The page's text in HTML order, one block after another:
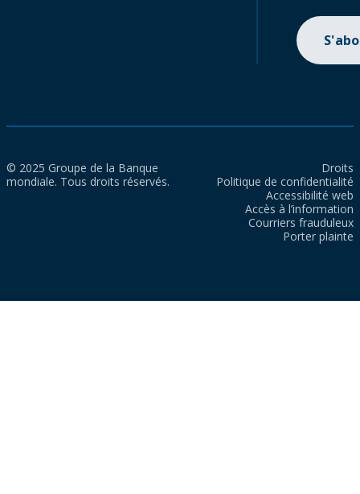
© 2025 Groupe de la Banque
mondiale. Tous droits réservés.
Droits
Politique de confidentialité
Accessibilité web
Accès à l’information
Courriers frauduleux
Porter plainte